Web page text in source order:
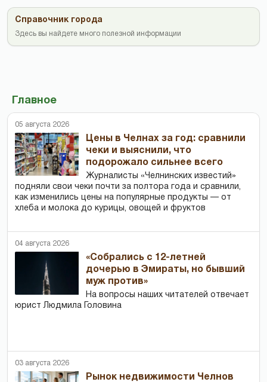
Справочник города
Здесь вы найдете много полезной информации
Главное
05 августа 2026
Цены в Челнах за год: сравнили
чеки и выяснили, что
подорожало сильнее всего
Журналисты «Челнинских известий»
подняли свои чеки почти за полтора года и сравнили,
как изменились цены на популярные продукты — от
хлеба и молока до курицы, овощей и фруктов
04 августа 2026
«Собрались с 12-летней
дочерью в Эмираты, но бывший
муж против»
На вопросы наших читателей отвечает
юрист Людмила Головина
03 августа 2026
Рынок недвижимости Челнов